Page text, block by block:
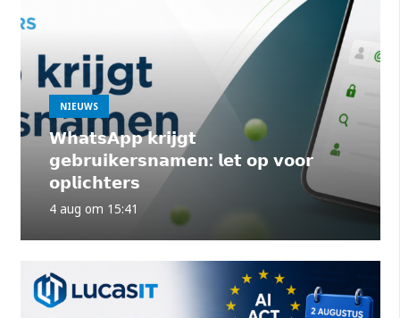
NIEUWS
𝗪𝗵𝗮𝘁𝘀𝗔𝗽𝗽 𝗸𝗿𝗶𝗷𝗴𝘁
𝗴𝗲𝗯𝗿𝘂𝗶𝗸𝗲𝗿𝘀𝗻𝗮𝗺𝗲𝗻: 𝗹𝗲𝘁 𝗼𝗽 𝘃𝗼𝗼𝗿
𝗼𝗽𝗹𝗶𝗰𝗵𝘁𝗲𝗿𝘀
4 aug om 15:41